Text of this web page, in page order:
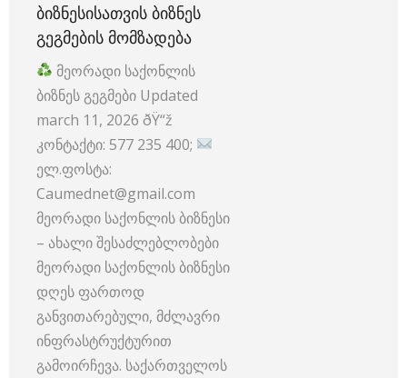
ᲑᲘᲖᲜᲔᲡᲘᲡᲐᲗᲕᲘᲡ ᲑᲘᲖᲜᲔᲡ
ᲒᲔᲒᲛᲔᲑᲘᲡ ᲛᲝᲛᲖᲐᲓᲔᲑᲐ
მეორადი საქონლის
ბიზნეს გეგმები Updated
march 11, 2026 ðŸ“ž
კონტაქტი: 577 235 400;
ელ.ფოსტა:
Caumednet@gmail.com
მეორადი საქონლის ბიზნესი
– ახალი შესაძლებლობები
მეორადი საქონლის ბიზნესი
დღეს ფართოდ
განვითარებული, მძლავრი
ინფრასტრუქტურით
გამოირჩევა. საქართველოს